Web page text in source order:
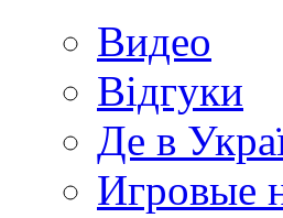
Видео
Відгуки
Де в
Игровые